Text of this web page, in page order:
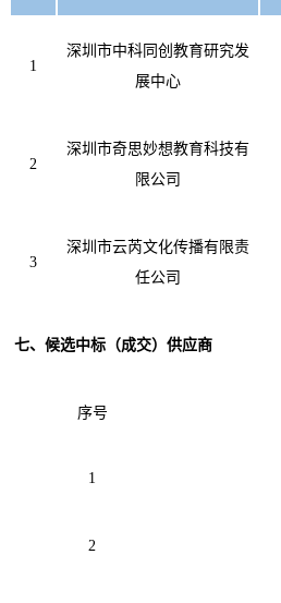
1
深圳市中科同创教育研究发
展中心
2
深圳市奇思妙想教育科技有
限公司
3
深圳市云芮文化传播有限责
任公司
七、候选中标（成交）供应商
序号
1
2